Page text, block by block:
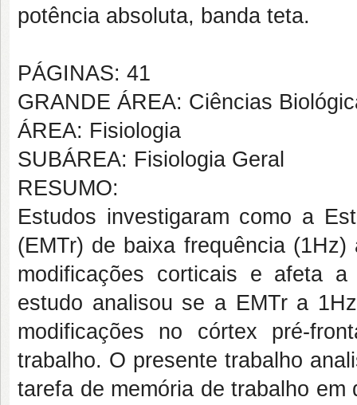
potência absoluta, banda teta.
PÁGINAS: 41
GRANDE ÁREA: Ciências
ÁREA: Fisiologia
SUBÁREA: Fisiologia Geral
RESUMO:
Estudos investigaram como a
(EMTr) de baixa frequência
modificações corticais e afeta
estudo analisou se a EMTr a
modificações no córtex pré-
trabalho. O presente trabalho
tarefa de memória de trabalho